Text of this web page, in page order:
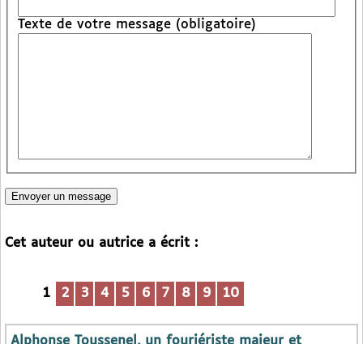
Texte de votre message (obligatoire)
Cet auteur ou autrice a écrit :
1 2 3 4 5 6 7 8 9 10
Alphonse Toussenel, un fouriériste majeur et